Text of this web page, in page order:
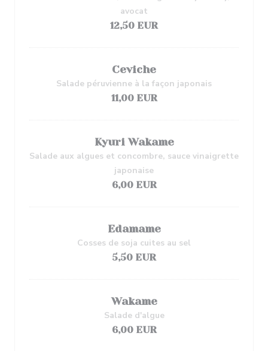
avocat
12,50 EUR
Ceviche
Salade péruvienne à la façon japonais
11,00 EUR
Kyuri Wakame
Salade aux algues et concombre, sauce vinaigrette
japonaise
6,00 EUR
Edamame
Cosses de soja cuites au sel
5,50 EUR
Wakame
Salade d'algue
6,00 EUR